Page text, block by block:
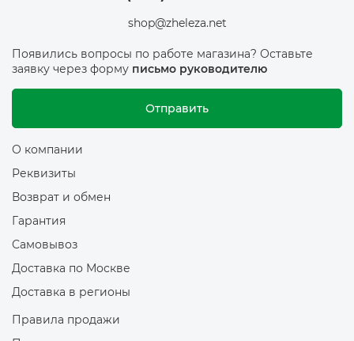
shop@zheleza.net
Появились вопросы по работе магазина? Оставьте
заявку через форму письмо руководителю
Отправить
О компании
Реквизиты
Возврат и обмен
Гарантия
Самовывоз
Доставка по Москве
Доставка в регионы
Правила продажи